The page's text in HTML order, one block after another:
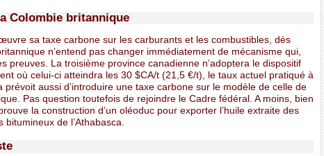
Colombie britannique
sa taxe carbone sur les carburants et les combustibles, dès
n’entend pas changer immédiatement de mécanisme qui,
preuves. La troisième province canadienne n’adoptera le dispositif
où celui-ci atteindra les 30 $CA/t (21,5 €/t), le taux actuel pratiqué à
prévoit aussi d’introduire une taxe carbone sur le modèle de celle de
Pas question toutefois de rejoindre le Cadre fédéral. A moins, bien
la construction d’un oléoduc pour exporter l’huile extraite des
bitumineux de l’Athabasca.